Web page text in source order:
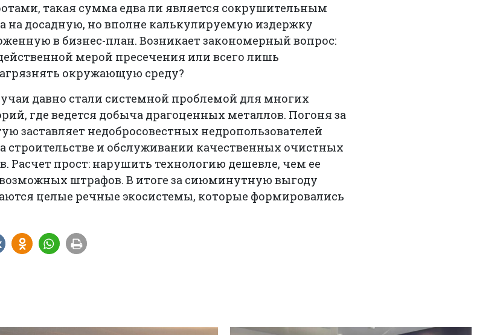
такая сумма едва ли является сокрушительным
на досадную, но вполне калькулируемую издержку
в бизнес-план. Возникает закономерный вопрос:
мерой пресечения или всего лишь
окружающую среду?
давно стали системной проблемой для многих
где ведется добыча драгоценных металлов. Погоня за
заставляет недобросовестных недропользователей
строительстве и обслуживании качественных очистных
Расчет прост: нарушить технологию дешевле, чем ее
штрафов. В итоге за сиюминутную выгоду
целые речные экосистемы, которые формировались